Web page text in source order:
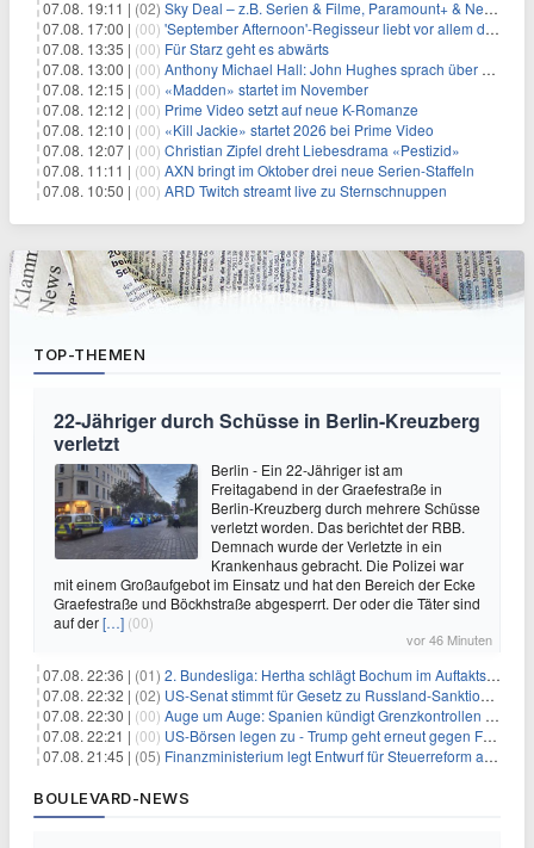
07.08. 19:11 | (02) Sky Deal – z.B. Serien & Filme, Paramount+ & Netflix für 19,99€/Monat
07.08. 17:00 | (00) 'September Afternoon'-Regisseur liebt vor allem die 'Banalität' in seinen Filmen
07.08. 13:35 | (00) Für Starz geht es abwärts
07.08. 13:00 | (00) Anthony Michael Hall: John Hughes sprach über eine Fortsetzung von 'The Breakfast Club'
07.08. 12:15 | (00) «Madden» startet im November
07.08. 12:12 | (00) Prime Video setzt auf neue K-Romanze
07.08. 12:10 | (00) «Kill Jackie» startet 2026 bei Prime Video
07.08. 12:07 | (00) Christian Zipfel dreht Liebesdrama «Pestizid»
07.08. 11:11 | (00) AXN bringt im Oktober drei neue Serien-Staffeln
07.08. 10:50 | (00) ARD Twitch streamt live zu Sternschnuppen
TOP-THEMEN
22-Jähriger durch Schüsse in Berlin-Kreuzberg
verletzt
Berlin - Ein 22-Jähriger ist am
Freitagabend in der Graefestraße in
Berlin-Kreuzberg durch mehrere Schüsse
verletzt worden. Das berichtet der RBB.
Demnach wurde der Verletzte in ein
Krankenhaus gebracht. Die Polizei war
mit einem Großaufgebot im Einsatz und hat den Bereich der Ecke
Graefestraße und Böckhstraße abgesperrt. Der oder die Täter sind
auf der[…] (00)
vor 46 Minuten
07.08. 22:36 | (01) 2. Bundesliga: Hertha schlägt Bochum im Auftaktspiel
07.08. 22:32 | (02) US-Senat stimmt für Gesetz zu Russland-Sanktionen
07.08. 22:30 | (00) Auge um Auge: Spanien kündigt Grenzkontrollen zu Italien an
07.08. 22:21 | (00) US-Börsen legen zu - Trump geht erneut gegen Fed-Gouverneurin vor
07.08. 21:45 | (05) Finanzministerium legt Entwurf für Steuerreform ab 2027 vor
BOULEVARD-NEWS